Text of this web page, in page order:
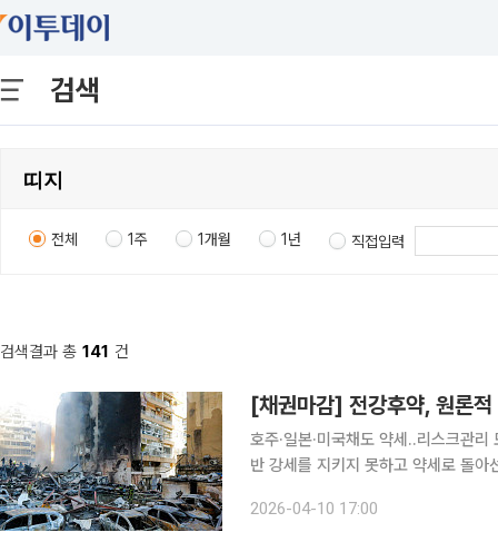
검색
전체 1주 1개월 1년 직접입력
검색결과 총 141 건
[채권마감] 전강후약, 원론
호주·일본·미국채도 약세..리스크관리 모드 이어질 듯 채권시장이 약
반 강세를 지키지 못하고 약세로 돌
만장일치 동결과 함께 이창용 총재의
2026-04-10 17:00